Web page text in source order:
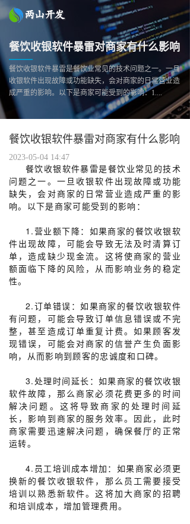
餐饮收银软件暴雷对商家有什么影响
餐饮收银软件暴雷是餐饮业常见的技术问题之一。一旦
收银软件出现故障或功能缺失，会对商家的日常营业造
成严重的影响。以下是商家可能受到的影响：1....
餐饮收银软件暴雷对商家有什么影响
2023-05-04 14:47
餐饮收银软件暴雷是餐饮业常见的技术
问题之一。一旦收银软件出现故障或功能
缺失，会对商家的日常营业造成严重的影
响。以下是商家可能受到的影响：
1.营业额下降：如果商家的餐饮收银软
件出现故障，可能会导致无法及时清算订
单，造成缺少现金流。这将使商家的营业
额面临下降的风险，从而影响业务的稳定
性。
2.订单错误：如果商家的餐饮收银软件
有问题，可能会导致订单信息错误或不完
整，甚至造成订单重复计费。如果顾客发
现错误，可能会对商家的信誉产生负面影
响，从而影响到顾客的忠诚度和口碑。
3.处理时间延长：如果商家的餐饮收银
软件故障，那么商家必须花费更多的时间
解决问题。这将导致商家的处理时间延
长，影响到商家的服务效率。因此，此时
商家需要迅速解决问题，确保餐厅的正常
运转。
4.员工培训成本增加：如果商家必须更
换新的餐饮收银软件，那么员工需要接受
培训以熟悉新软件。这将加大商家的招聘
和培训成本，增加管理费用。